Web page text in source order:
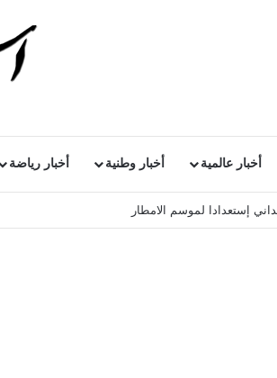
أخبار عالمية أخبار وطنية أخبار رياضة
إستعدادا لموسم الامطار